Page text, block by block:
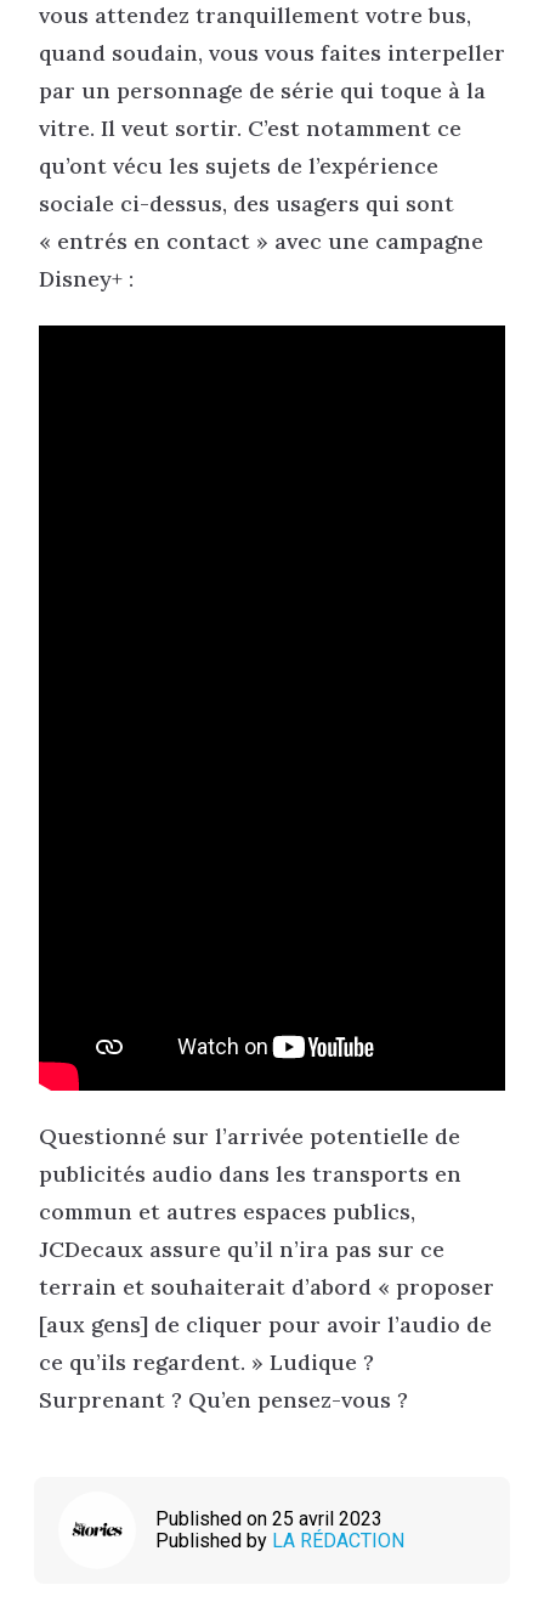
vous attendez tranquillement votre bus,
quand soudain, vous vous faites interpeller
par un personnage de série qui toque à la
vitre. Il veut sortir. C’est notamment ce
qu’ont vécu les sujets de l’expérience
sociale ci-dessus, des usagers qui sont
« entrés en contact » avec une campagne
Disney+ :
Questionné sur l’arrivée potentielle de
publicités audio dans les transports en
commun et autres espaces publics,
JCDecaux assure qu’il n’ira pas sur ce
terrain et souhaiterait d’abord « proposer
[aux gens] de cliquer pour avoir l’audio de
ce qu’ils regardent. » Ludique ?
Surprenant ? Qu’en pensez-vous ?
Published on 25 avril 2023
Published by LA RÉDACTION